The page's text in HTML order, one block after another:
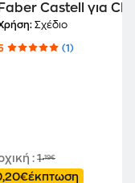
Faber Castell για
Πράσινο 1.0 mm
Σχέδιο
(1)
: 1,19€
έκπτωση